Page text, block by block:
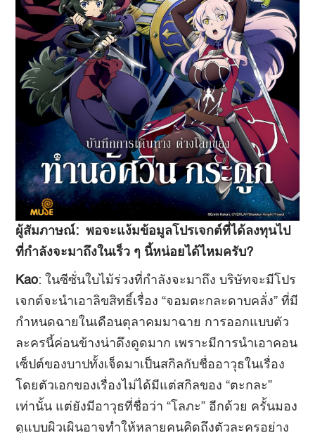
ผู้สัมภาษณ์: พอจะแง้มข้อมูลโปรเจกต์ที่ได้ลงทุนไป
ที่กำลังจะมาถึงในเร็ว ๆ นี้หน่อยได้ไหมครับ?
Kao: ในซีซั่นใบไม้ร่วงที่กำลังจะมาถึง บริษัทจะมีโปร
เจกต์จะนำเอาลิขสิทธิ์เรื่อง “จอมตะกละดาบคลั่ง” ที่มี
กำหนดฉายในเดือนตุลาคมมาฉาย การออกแบบตัว
ละครนี้ค่อนข้างน่าดึงดูดมาก เพราะมีการนำเอาคอน
เซ็ปต์ของบาปทั้งเจ็ดมาเป็นสกิลกับชื่ออาวุธในเรื่อง
โดยตัวเอกของเรื่องไม่ได้มีแต่สกิลของ “ตะกละ”
เท่านั้น แต่ยังมีอาวุธที่ชื่อว่า “โลภะ” อีกด้วย ครั้นมอง
ดูแบบผิวเผินอาจทำให้หลายคนคิดถึงตัวละครอย่าง